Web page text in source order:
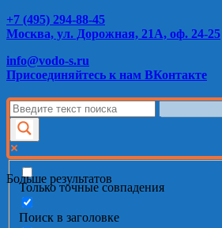
+7 (495) 294-88-45
Москва, ул. Дорожная, 21А, оф. 24-25
info@vodo-s.ru
Присоединяйтесь к нам ВКонтакте
Больше результатов
Только точные совпадения
Поиск в заголовке